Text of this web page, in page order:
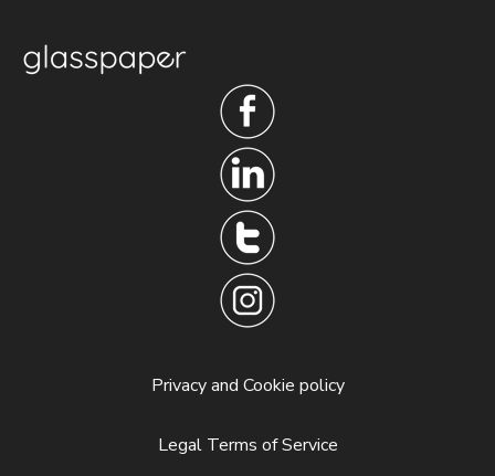
Privacy and Cookie policy
Legal Terms of Service